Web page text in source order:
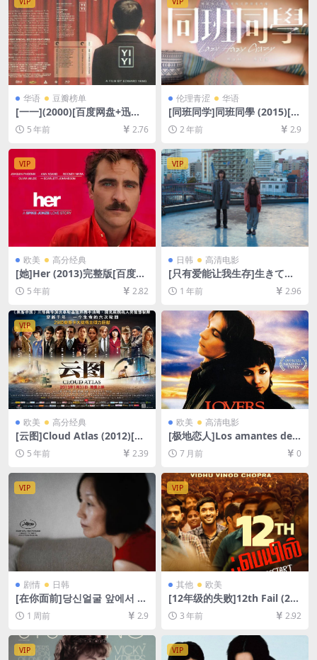
华语 豆瓣榜单
[一一](2000)[百度网盘+迅雷
云盘资源1080P超清未删减]
[MP4/11GB][中文字幕]
5 年前 2.76
伦理青涩 华语
[同班同学]同班同學 (2015)[百
度网盘+夸克网盘1080P超清
未删减资源][网盘下载][MP4/
+防和谐加密压缩包]
2 年前 2.9
VIP
欧美 高分经典
[她]Her (2013)完整版[百度网
盘+迅雷云盘资源1080P超清
未删减][MP4/7.6GB][中英字
幕]
5 年前 2.82
VIP
日韩 高清电影
[只有爱能让我生存]生きてる
だけで、愛。 (2018)[百度网
盘+夸克网盘1080P超清未删
减资源][网盘在线播放/下载]
[MP4/7GB][中文字幕]
1 年前 2.96
VIP
欧美 高分经典
[云图]Cloud Atlas (2012)[百
度网盘+迅雷云盘资源1080P
超清未删减][MP4/9GB][中英
字幕]
5 年前 2.39
欧美 高清电影
[极地恋人]Los amantes del
Círculo Polar (1998)[百度网
盘+夸克网盘1080P超清未删
减资源][网盘在线播放/下载]
[MP4/5.8GB][中文字幕]
7 月前 0
VIP
剧情 日韩
[在你面前]당신얼굴 앞에서 (2
021)[百度网盘+夸克网盘1080
P超清未删减资源][网盘在线播
幕]
1 周前 2.9
VIP
其他 欧美
[12年级的失败]12th Fail (202
3)[百度网盘+夸克网盘1080P
超清未删减资源][网盘在线播
幕]
3 年前 2.92
VIP VIP